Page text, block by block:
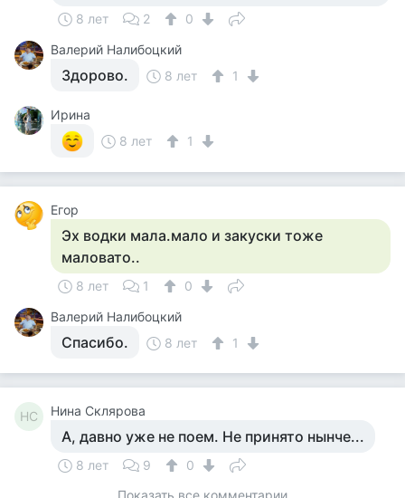
8 лет 2
0
Валерий Налибоцкий
Здорово. 8 лет 1
Ирина
8 лет
1
Егор
Эх водки мала.мало и закуски тоже
маловато..
8 лет 1
0
Валерий Налибоцкий
Спасибо. 8 лет 1
НС Нина Склярова
А, давно уже не поем. Не принято нынче...
8 лет 9
0
Показать все комментарии